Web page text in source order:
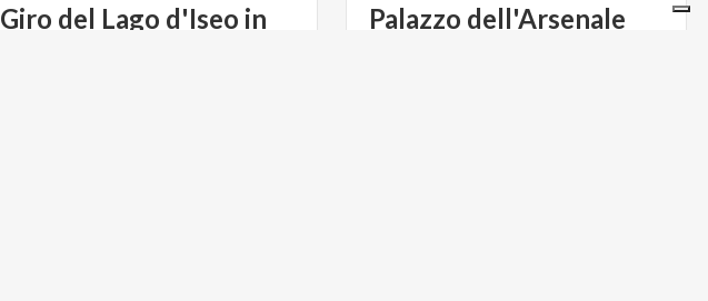
Giro del Lago d'Iseo in
Palazzo dell'Arsenale